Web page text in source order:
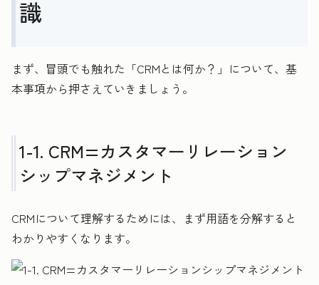
識
まず、冒頭でも触れた「CRMとは何か？」について、基
本事項から押さえていきましょう。
1-1. CRM=カスタマーリレーション
シップマネジメント
CRMについて理解するためには、まず用語を分解すると
わかりやすくなります。